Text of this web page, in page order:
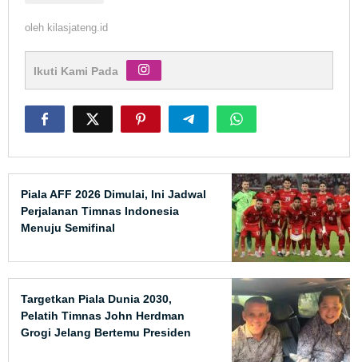
oleh kilasjateng.id
Ikuti Kami Pada
Piala AFF 2026 Dimulai, Ini Jadwal
Perjalanan Timnas Indonesia
Menuju Semifinal
Targetkan Piala Dunia 2030,
Pelatih Timnas John Herdman
Grogi Jelang Bertemu Presiden